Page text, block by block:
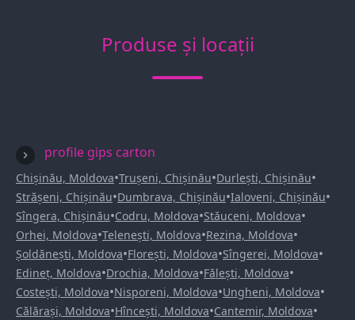
Produse și locații
profile gips carton
Chișinău, Moldova•Trușeni, Chișinău•Durlești, Chișinău•
Strășeni, Chișinău•Dumbrava, Chișinău•Ialoveni, Chișinău•
Sîngera, Chișinău•Codru, Moldova•Stăuceni, Moldova•
Orhei, Moldova•Telenești, Moldova•Rezina, Moldova•
Șoldănești, Moldova•Florești, Moldova•Sîngerei, Moldova•
Edineț, Moldova•Drochia, Moldova•Fălești, Moldova•
Costești, Moldova•Nisporeni, Moldova•Ungheni, Moldova•
Călărași, Moldova•Hîncești, Moldova•Cantemir, Moldova•